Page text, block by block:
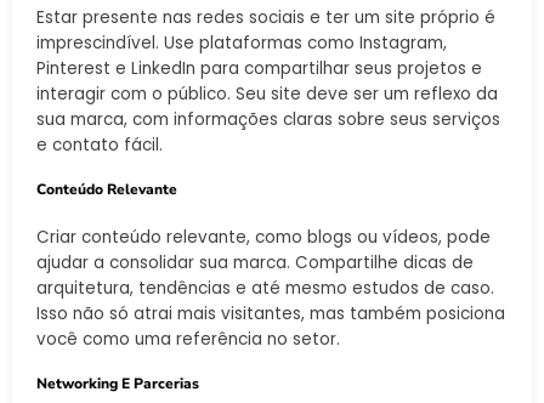
Estar presente nas redes sociais e ter um site próprio é
imprescindível. Use plataformas como Instagram,
Pinterest e LinkedIn para compartilhar seus projetos e
interagir com o público. Seu site deve ser um reflexo da
sua marca, com informações claras sobre seus serviços
e contato fácil.
Conteúdo Relevante
Criar conteúdo relevante, como blogs ou vídeos, pode
ajudar a consolidar sua marca. Compartilhe dicas de
arquitetura, tendências e até mesmo estudos de caso.
Isso não só atrai mais visitantes, mas também posiciona
você como uma referência no setor.
Networking E Parcerias